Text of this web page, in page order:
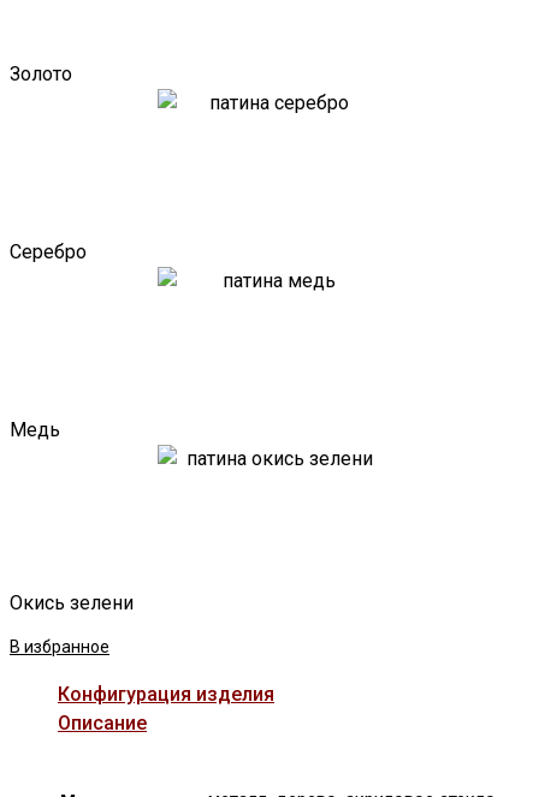
Золото
Серебро
Медь
Окись зелени
В избранное
Конфигурация изделия
Описание